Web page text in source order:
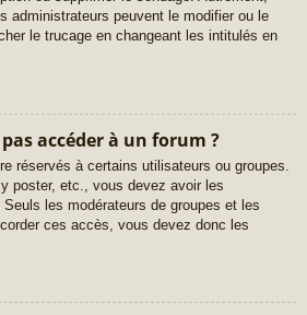
administrateurs peuvent le modifier ou le
le trucage en changeant les intitulés en
accéder à un forum ?
réservés à certains utilisateurs ou groupes.
poster, etc., vous devez avoir les
les modérateurs de groupes et les
ces accès, vous devez donc les